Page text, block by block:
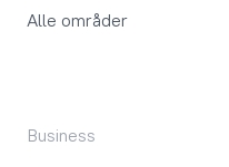
Alle områder
Business